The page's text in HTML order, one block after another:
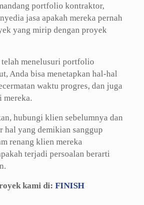
portfolio kontraktor,
jasa apakah mereka pernah
yang mirip dengan proyek
telah menelusuri portfolio
Anda bisa menetapkan hal-hal
waktu progres, dan juga
mereka.
hubungi klien sebelumnya dan
hal yang demikian sanggup
renang klien mereka
terjadi persoalan berarti
kami di: FINISH